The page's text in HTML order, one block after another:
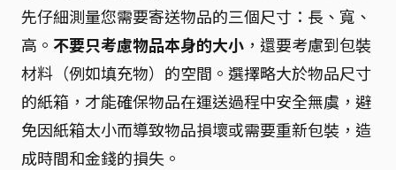
先仔細測量您需要寄送物品的三個尺寸：長、寬、
高。 不要只考慮物品本身的大小 ，還要考慮到包裝
材料（例如填充物）的空間。選擇略大於物品尺寸
的紙箱，才能確保物品在運送過程中安全無虞，避
免因紙箱太小而導致物品損壞或需要重新包裝，造
成時間和金錢的損失。